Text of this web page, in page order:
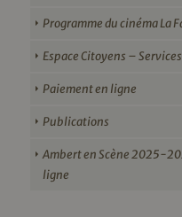
Programme du cinéma La
Espace Citoyens –
Paiement en ligne
Publications
Ambert en Scène 2025-
ligne